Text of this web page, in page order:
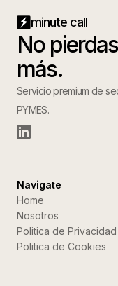
minute call
No
más.
Servicio premium de
PYMES.
Navigate
Home
Nosotros
Politica de Privacidad
Politica de Cookies